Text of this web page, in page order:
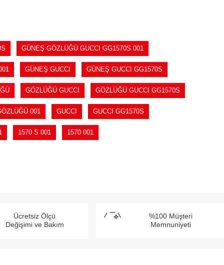
GÜNEŞ GÖZLÜĞÜ GUCCI GG1570S 001
GÜNEŞ GUCCI GÜNEŞ GUCCI GG1570S
GÖZLÜĞÜ GUCCI GÖZLÜĞÜ GUCCI GG1570S
001 GUCCI GUCCI GG1570S
1570 S 001 1570 001
Ücretsiz Ölçü
Değişimi ve Bakım
%100 Müşteri
Memnuniyeti